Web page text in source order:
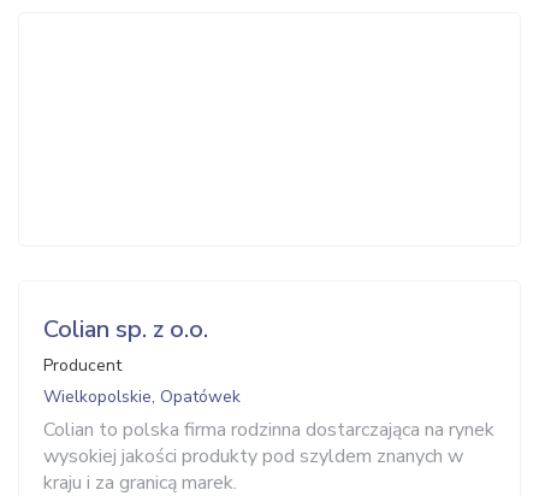
Colian sp. z o.o.
Producent
Wielkopolskie, Opatówek
Colian to polska firma rodzinna dostarczająca na rynek
wysokiej jakości produkty pod szyldem znanych w
kraju i za granicą marek.